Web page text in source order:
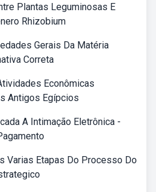
Plantas Leguminosas E
Rhizobium
Gerais Da Matéria
Correta
Econômicas
Antigos Egípcios
A Intimação Eletrônica -
Varias Etapas Do Processo Do